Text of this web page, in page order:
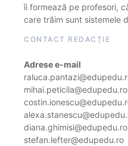
îi formează pe profesori,
care trăim sunt sistemele
CONTACT REDACȚIE
Adrese e-mail
mihai.peticila@edupedu.ro
diana.ghimisi@edupedu.ro
stefan.lefter@edupedu.ro